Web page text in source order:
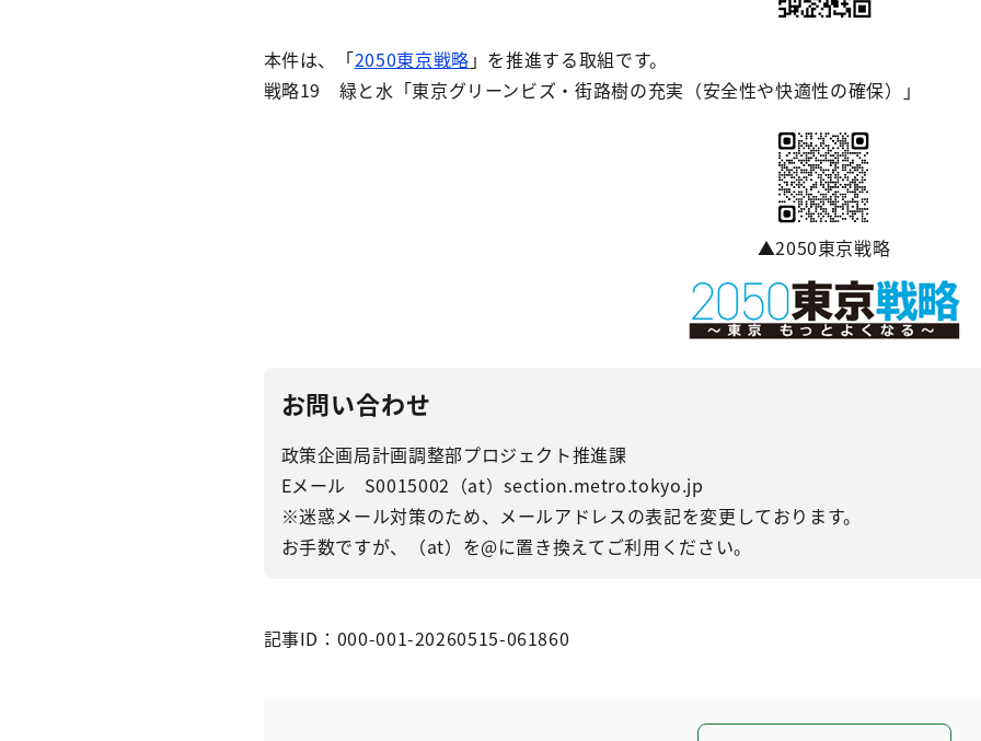
本件は、「2050東京戦略 」を推進する取組です。
戦略19 緑と水「東京グリーンビズ・街路樹の充実（安全性や快適性の確保）」
▲2050東京戦略
お問い合わせ
政策企画局計画調整部プロジェクト推進課
Eメール S0015002（at）section.metro.tokyo.jp
※迷惑メール対策のため、メールアドレスの表記を変更しております。
お手数ですが、（at）を@に置き換えてご利用ください。
記事ID：000-001-20260515-061860